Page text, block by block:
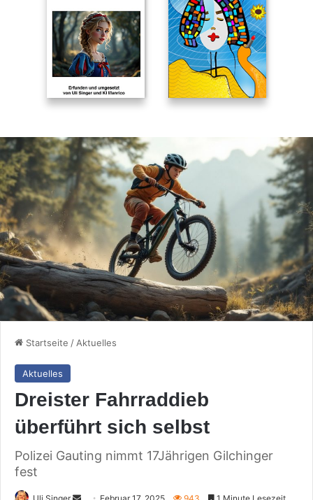
Startseite / Aktuelles
Aktuelles
Dreister Fahrraddieb
überführt sich selbst
Polizei Gauting nimmt 17Jährigen Gilchinger
fest
Sende